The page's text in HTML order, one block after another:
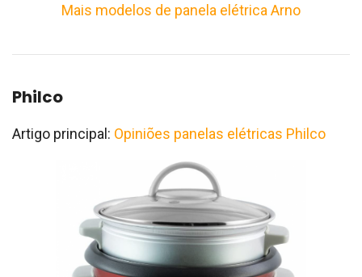
Mais modelos de panela elétrica Arno
Philco
Artigo principal: Opiniões panelas elétricas Philco